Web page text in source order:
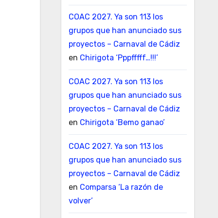
COAC 2027. Ya son 113 los
grupos que han anunciado sus
proyectos – Carnaval de Cádiz
en Chirigota ‘Pppfffff…!!!’
COAC 2027. Ya son 113 los
grupos que han anunciado sus
proyectos – Carnaval de Cádiz
en Chirigota ‘Bemo ganao’
COAC 2027. Ya son 113 los
grupos que han anunciado sus
proyectos – Carnaval de Cádiz
en Comparsa ‘La razón de
volver’